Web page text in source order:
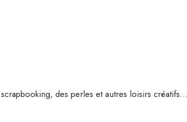
des perles et autres loisirs créatifs…